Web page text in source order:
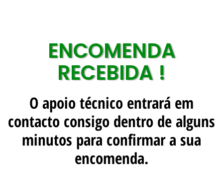
ENCOMENDA
RECEBIDA !
O apoio técnico entrará em
contacto consigo dentro de alguns
minutos para confirmar a sua
encomenda.